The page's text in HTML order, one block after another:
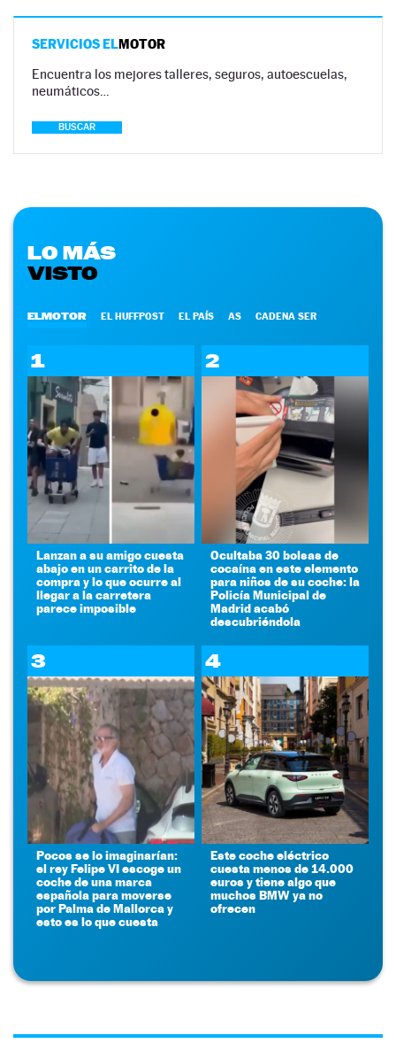
SERVICIOS ELMOTOR
Encuentra los mejores talleres, seguros, autoescuelas,
neumáticos…
BUSCAR
LO MÁS
VISTO
ELMOTOR EL HUFFPOST EL PAÍS AS CADENA SER
1
Lanzan a su amigo cuesta
abajo en un carrito de la
compra y lo que ocurre al
llegar a la carretera
parece imposible
2
Ocultaba 30 bolsas de
cocaína en este elemento
para niños de su coche: la
Policía Municipal de
Madrid acabó
descubriéndola
3
Pocos se lo imaginarían:
el rey Felipe VI escoge un
coche de una marca
española para moverse
por Palma de Mallorca y
esto es lo que cuesta
4
Este coche eléctrico
cuesta menos de 14.000
euros y tiene algo que
muchos BMW ya no
ofrecen